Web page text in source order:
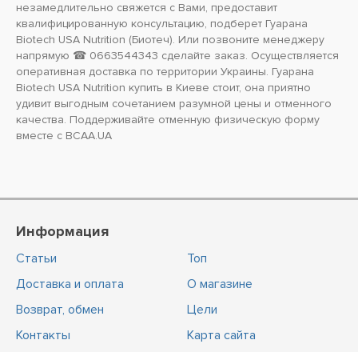
незамедлительно свяжется с Вами, предоставит
квалифицированную консультацию, подберет Гуарана
Biotech USA Nutrition (Биотеч). Или позвоните менеджеру
напрямую ☎ 0663544343 сделайте заказ. Осуществляется
оперативная доставка по территории Украины. Гуарана
Biotech USA Nutrition купить в Киеве стоит, она приятно
удивит выгодным сочетанием разумной цены и отменного
качества. Поддерживайте отменную физическую форму
вместе с BCAA.UA
Информация
Статьи
Доставка и оплата
Возврат, обмен
Контакты
Топ
О магазине
Цели
Карта сайта